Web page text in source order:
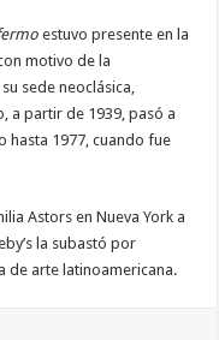
estuvo presente en la
motivo de la
sede neoclásica,
a partir de 1939, pasó a
hasta 1977, cuando fue
Astors en Nueva York a
la subastó por
de arte latinoamericana.